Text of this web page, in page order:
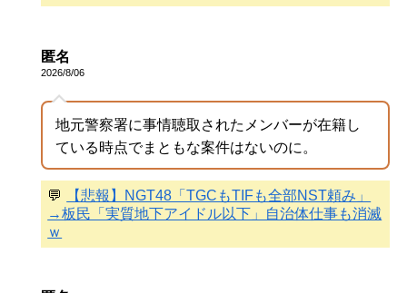
匿名
2026/8/06
地元警察署に事情聴取されたメンバーが在籍し
ている時点でまともな案件はないのに。
💬
【悲報】NGT48「TGCもTIFも全部NST頼み」
→板民「実質地下アイドル以下」自治体仕事も消滅
ｗ